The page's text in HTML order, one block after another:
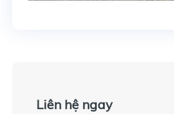
Liên hệ ngay